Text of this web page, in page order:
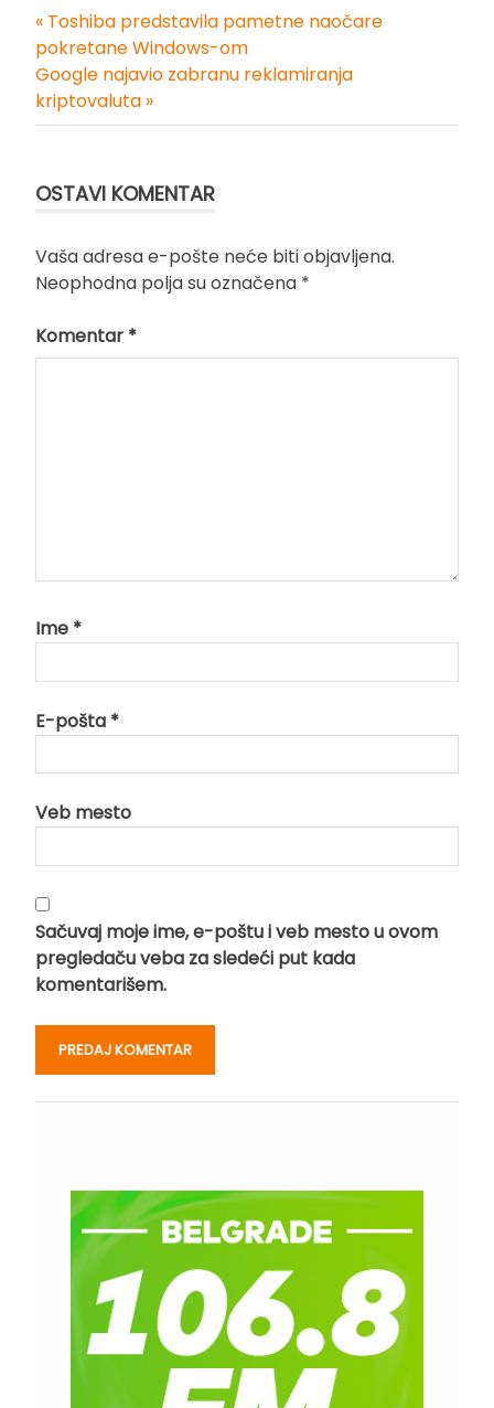
Kretanje
članka
« Toshiba predstavila pametne naočare
pokretane Windows-om
Google najavio zabranu reklamiranja
kriptovaluta »
OSTAVI KOMENTAR
Vaša adresa e-pošte neće biti objavljena.
Neophodna polja su označena *
Komentar *
Ime *
E-pošta *
Veb mesto
Sačuvaj moje ime, e-poštu i veb mesto u ovom
pregledaču veba za sledeći put kada
komentarišem.